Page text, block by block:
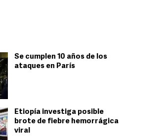
Se cumplen 10 años de los
ataques en París
Etiopía investiga posible
brote de fiebre hemorrágica
viral